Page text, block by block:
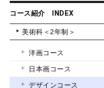
コース紹介 INDEX
美術科＜2年制＞
洋画コース
日本画コース
デザインコース